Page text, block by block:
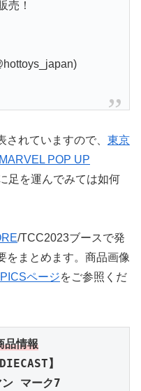
売！
れていますので、 東京
MARVEL POP UP
足を運んでみては如何
/TCC2023ブースで発
をまとめます。商品画像
ページをご参照くだ
品情報
】
ン マーク7